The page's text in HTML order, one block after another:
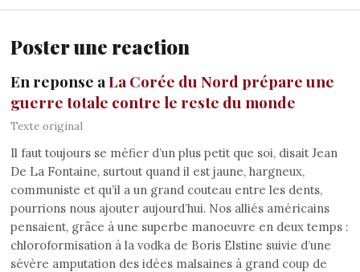
Poster une reaction
En reponse aLa Corée du Nord prépare une
guerre totale contre le reste du monde
Texte original
Il faut toujours se méfier d’un plus petit que soi, disait Jean
De La Fontaine, surtout quand il est jaune, hargneux,
communiste et qu’il a un grand couteau entre les dents,
pourrions nous ajouter aujourd’hui. Nos alliés américains
pensaient, grâce à une superbe manoeuvre en deux temps :
chloroformisation à la vodka de Boris Elstine suivie d’une
sévère amputation des idées malsaines à grand coup de